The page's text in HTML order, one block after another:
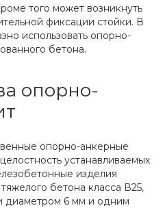
того может возникнуть
фиксации стойки. В
использовать опорно-
бетона.
опорно-
опорно-анкерные
устанавливаемых
изделия
бетона класса В25,
диаметром 6 мм и одним